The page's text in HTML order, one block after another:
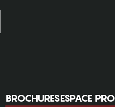
BROCHURESESPACE PRO